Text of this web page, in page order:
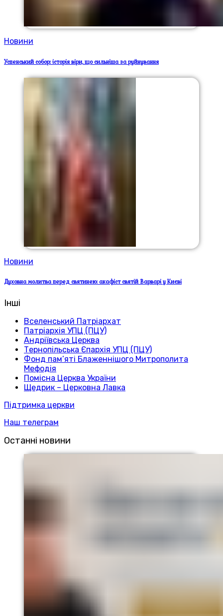
Новини
Успенський собор: історія віри, що сильніша за руйнування
Новини
Духовна молитва перед святинею: акафіст святій Варварі у Києві
Інші
Вселенський Патріархат
Патріархія УПЦ (ПЦУ)
Андріївська Церква
Тернопільська Єпархія УПЦ (ПЦУ)
Фонд пам’яті Блаженнішого Митрополита
Мефодія
Помісна Церква України
Щедрик – Церковна Лавка
Підтримка церкви
Наш телеграм
Останні новини